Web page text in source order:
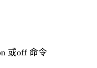
或off 命令